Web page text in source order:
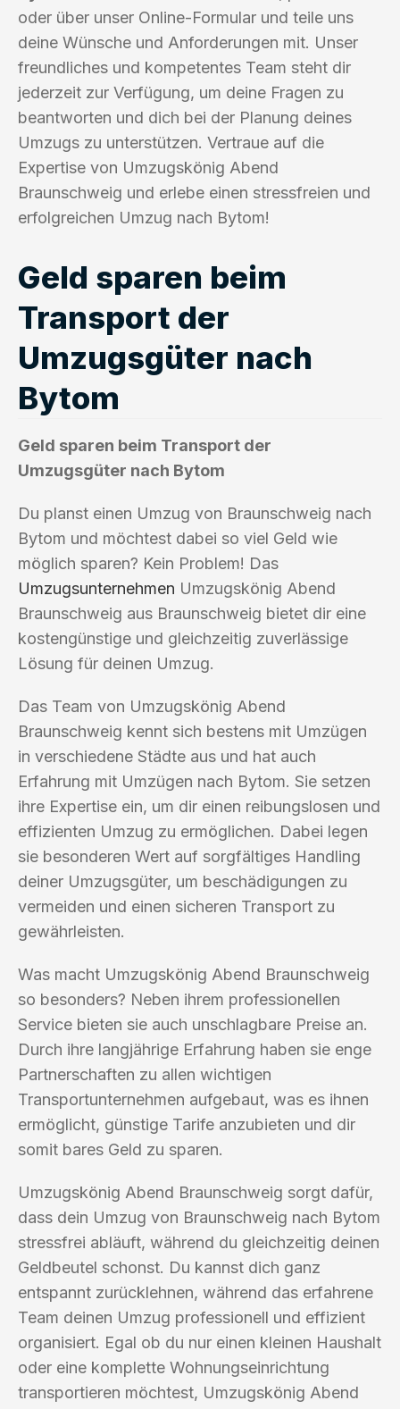
oder über unser Online-Formular und teile uns
deine Wünsche und Anforderungen mit. Unser
freundliches und kompetentes Team steht dir
jederzeit zur Verfügung, um deine Fragen zu
beantworten und dich bei der Planung deines
Umzugs zu unterstützen. Vertraue auf die
Expertise von Umzugskönig Abend
Braunschweig und erlebe einen stressfreien und
erfolgreichen Umzug nach Bytom!
Geld sparen beim
Transport der
Umzugsgüter nach
Bytom
Geld sparen beim Transport der
Umzugsgüter nach Bytom
Du planst einen Umzug von Braunschweig nach
Bytom und möchtest dabei so viel Geld wie
möglich sparen? Kein Problem! Das
Umzugsunternehmen Umzugskönig Abend
Braunschweig aus Braunschweig bietet dir eine
kostengünstige und gleichzeitig zuverlässige
Lösung für deinen Umzug.
Das Team von Umzugskönig Abend
Braunschweig kennt sich bestens mit Umzügen
in verschiedene Städte aus und hat auch
Erfahrung mit Umzügen nach Bytom. Sie setzen
ihre Expertise ein, um dir einen reibungslosen und
effizienten Umzug zu ermöglichen. Dabei legen
sie besonderen Wert auf sorgfältiges Handling
deiner Umzugsgüter, um beschädigungen zu
vermeiden und einen sicheren Transport zu
gewährleisten.
Was macht Umzugskönig Abend Braunschweig
so besonders? Neben ihrem professionellen
Service bieten sie auch unschlagbare Preise an.
Durch ihre langjährige Erfahrung haben sie enge
Partnerschaften zu allen wichtigen
Transportunternehmen aufgebaut, was es ihnen
ermöglicht, günstige Tarife anzubieten und dir
somit bares Geld zu sparen.
Umzugskönig Abend Braunschweig sorgt dafür,
dass dein Umzug von Braunschweig nach Bytom
stressfrei abläuft, während du gleichzeitig deinen
Geldbeutel schonst. Du kannst dich ganz
entspannt zurücklehnen, während das erfahrene
Team deinen Umzug professionell und effizient
organisiert. Egal ob du nur einen kleinen Haushalt
oder eine komplette Wohnungseinrichtung
transportieren möchtest, Umzugskönig Abend